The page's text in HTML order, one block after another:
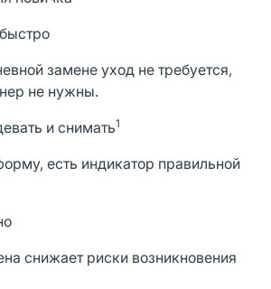
замене уход не требуется,
не нужны.
и снимать1
есть индикатор правильной
снижает риски возникновения